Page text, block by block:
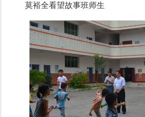
莫裕全看望故事班师生